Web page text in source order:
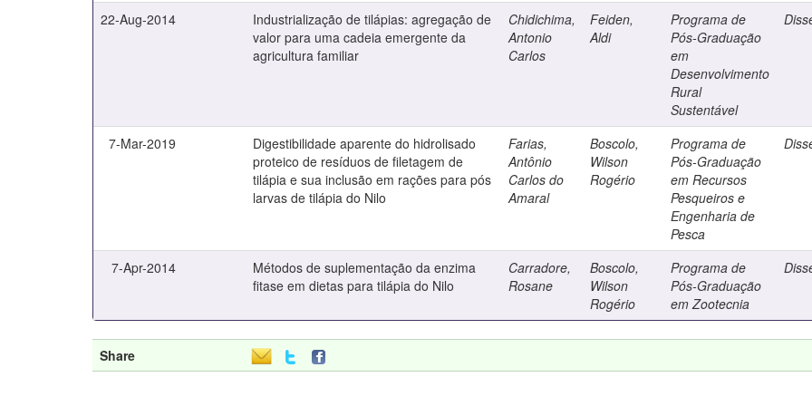
22-Aug-2014
Industrialização de tilápias: agregação de
valor para uma cadeia emergente da
agricultura familiar
Chidichima,
Antonio
Carlos
Feiden,
Aldi
Programa de
Pós-Graduação
em
Desenvolvimento
Rural
Sustentável
7-Mar-2019
Digestibilidade aparente do hidrolisado
proteico de resíduos de filetagem de
tilápia e sua inclusão em rações para pós
larvas de tilápia do Nilo
Farias,
Antônio
Carlos do
Amaral
Boscolo,
Wilson
Rogério
Programa de
Pós-Graduação
em Recursos
Pesqueiros e
Engenharia de
Pesca
7-Apr-2014
Métodos de suplementação da enzima
fitase em dietas para tilápia do Nilo
Carradore,
Rosane
Boscolo,
Wilson
Rogério
Programa de
Pós-Graduação
em Zootecnia
Share